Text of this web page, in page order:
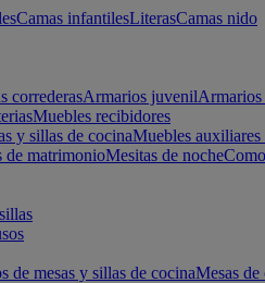
Camas infantilesLiterasCamas nido
correderasArmarios juvenil
Muebles recibidores
y sillas de cocinaMuebles auxiliares
de matrimonioMesitas de noche
de mesas y sillas de cocinaMesas de